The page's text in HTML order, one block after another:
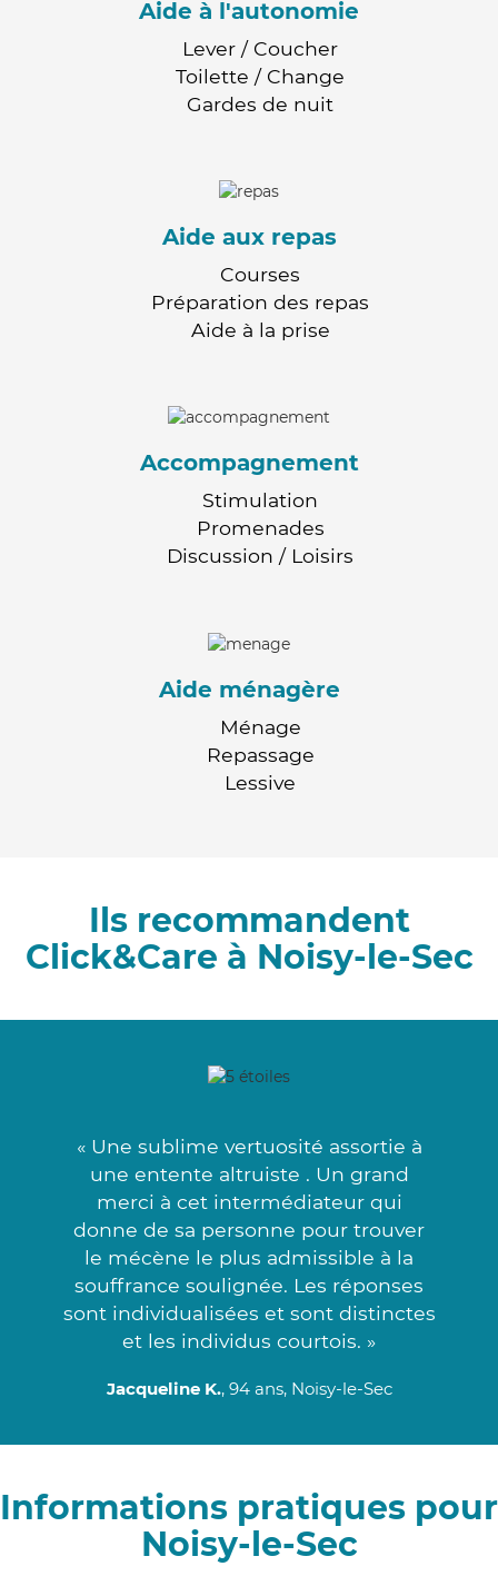
Aide à l'autonomie
Lever / Coucher
Toilette / Change
Gardes de nuit
Aide aux repas
Courses
Préparation des repas
Aide à la prise
Accompagnement
Stimulation
Promenades
Discussion / Loisirs
Aide ménagère
Ménage
Repassage
Lessive
Ils recommandent
Click&Care à Noisy-le-Sec
« Une sublime vertuosité assortie à
une entente altruiste . Un grand
merci à cet intermédiateur qui
donne de sa personne pour trouver
le mécène le plus admissible à la
souffrance soulignée. Les réponses
sont individualisées et sont distinctes
et les individus courtois. »
Jacqueline K., 94 ans, Noisy-le-Sec
Informations pratiques pour
Noisy-le-Sec